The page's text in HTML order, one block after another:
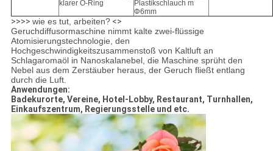
klarer O-Ring
Plastikschlauch m
Φ6mm
>>>> wie es tut, arbeiten?<>
Geruchdiffusormaschine nimmt kalte zwei-flüssige
Atomisierungstechnologie, den
Hochgeschwindigkeitszusammenstoß von Kaltluft an
Schlagaromaöl in Nanoskalanebel, die Maschine sprüht den
Nebel aus dem Zerstäuber heraus, der Geruch fließt entlang
durch die Luft.
Anwendungen:
Badekurorte, Vereine, Hotel-Lobby, Restaurant, Turnhallen,
Einkaufszentrum, Regierungsstelle und etc.